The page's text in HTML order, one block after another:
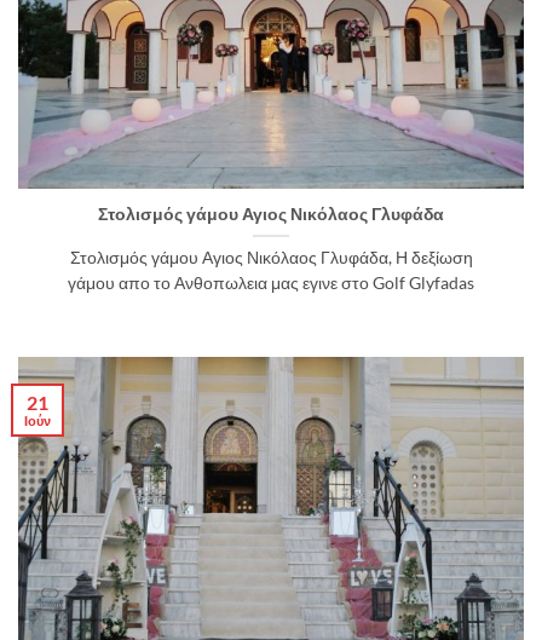
Στολισμός γάμου Αγιος Νικόλαος Γλυφάδα
Στολισμός γάμου Αγιος Νικόλαος Γλυφάδα, Η δεξίωση
γάμου απο το Ανθοπωλεια μας εγινε στο Golf Glyfadas
21
Ιούν